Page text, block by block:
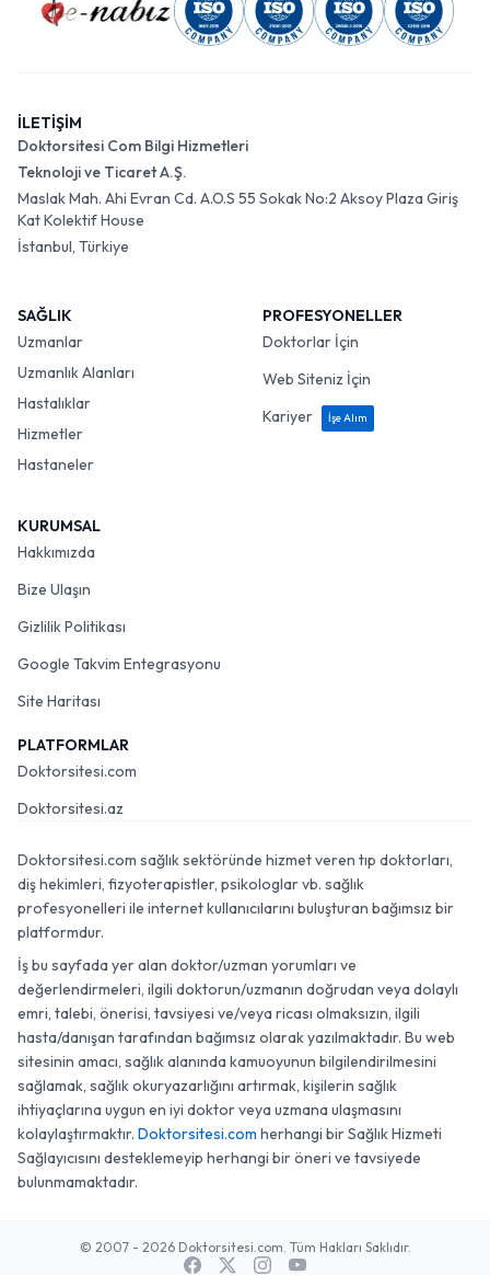
İLETİŞİM
Doktorsitesi Com Bilgi Hizmetleri
Teknoloji ve Ticaret A.Ş.
Maslak Mah. Ahi Evran Cd. A.O.S 55 Sokak No:2 Aksoy Plaza Giriş
Kat Kolektif House
İstanbul, Türkiye
SAĞLIK
Uzmanlar
Uzmanlık Alanları
Hastalıklar
Hizmetler
Hastaneler
PROFESYONELLER
Doktorlar İçin
Web Siteniz İçin
Kariyer
İşe Alım
KURUMSAL
Hakkımızda
Bize Ulaşın
Gizlilik Politikası
Google Takvim Entegrasyonu
Site Haritası
PLATFORMLAR
Doktorsitesi.com
Doktorsitesi.az
Doktorsitesi.com sağlık sektöründe hizmet veren tıp doktorları,
diş hekimleri, fizyoterapistler, psikologlar vb. sağlık
profesyonelleri ile internet kullanıcılarını buluşturan bağımsız bir
platformdur.
İş bu sayfada yer alan doktor/uzman yorumları ve
değerlendirmeleri, ilgili doktorun/uzmanın doğrudan veya dolaylı
emri, talebi, önerisi, tavsiyesi ve/veya ricası olmaksızın, ilgili
hasta/danışan tarafından bağımsız olarak yazılmaktadır. Bu web
sitesinin amacı, sağlık alanında kamuoyunun bilgilendirilmesini
sağlamak, sağlık okuryazarlığını artırmak, kişilerin sağlık
ihtiyaçlarına uygun en iyi doktor veya uzmana ulaşmasını
kolaylaştırmaktır. Doktorsitesi.com herhangi bir Sağlık Hizmeti
Sağlayıcısını desteklemeyip herhangi bir öneri ve tavsiyede
bulunmamaktadır.
© 2007 - 2026 Doktorsitesi.com. Tüm Hakları Saklıdır.